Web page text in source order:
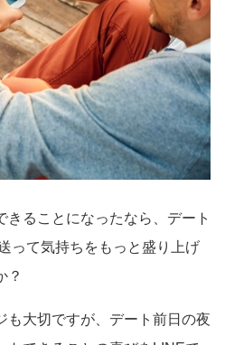
きることになったなら、デート
って気持ちをもっと盛り上げ
？
も大切ですが、デート前日の夜